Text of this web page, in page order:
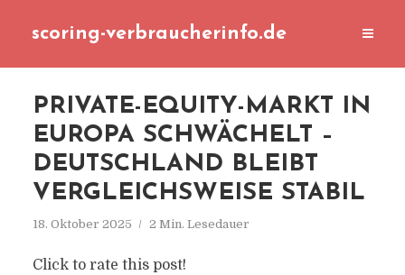
scoring-verbraucherinfo.de
PRIVATE-EQUITY-MARKT IN
EUROPA SCHWÄCHELT –
DEUTSCHLAND BLEIBT
VERGLEICHSWEISE STABIL
18. Oktober 2025 2 Min. Lesedauer
Click to rate this post!